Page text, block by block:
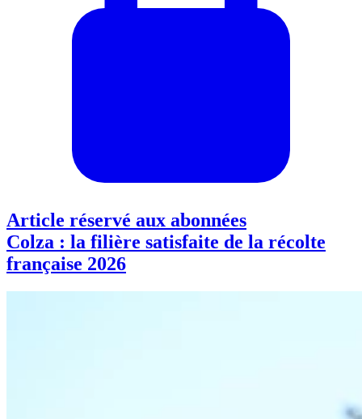
Article réservé aux abonnées
Colza : la filière satisfaite de la récolte
française 2026